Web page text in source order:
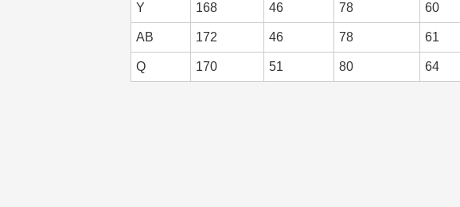
Y 168 46 78 60
AB 172 46 78 61
Q 170 51 80 64